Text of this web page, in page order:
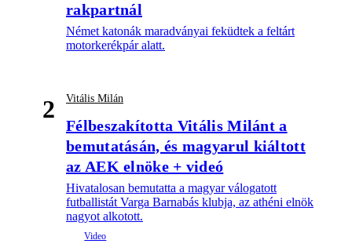
rakpartnál
Német katonák maradványai feküdtek a feltárt
motorkerékpár alatt.
2 Vitális Milán
Félbeszakította Vitális Milánt a
bemutatásán, és magyarul kiáltott
az AEK elnöke + videó
Hivatalosan bemutatta a magyar válogatott
futballistát Varga Barnabás klubja, az athéni elnök
nagyot alkotott.